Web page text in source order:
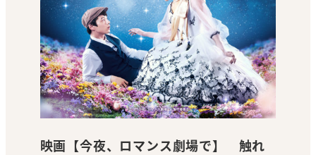
映画【今夜、ロマンス劇場で】 触れ